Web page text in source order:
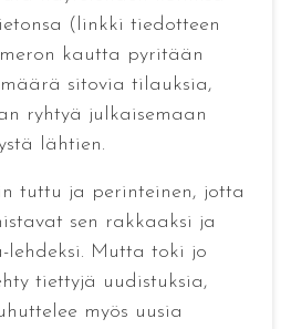
(linkki tiedotteen
kautta pyritään
sitovia tilauksia,
ryhtyä julkaisemaan
lähtien.
tuttu ja perinteinen, jotta
sen rakkaaksi ja
lehdeksi. Mutta toki jo
tiettyjä uudistuksia,
myös uusia